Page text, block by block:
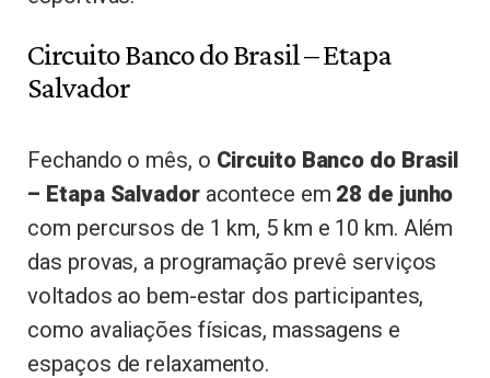
Circuito Banco do Brasil – Etapa
Salvador
Fechando o mês, o Circuito Banco do Brasil
– Etapa Salvadoracontece em 28 de junho
com percursos de 1 km, 5 km e 10 km. Além
das provas, a programação prevê serviços
voltados ao bem-estar dos participantes,
como avaliações físicas, massagens e
espaços de relaxamento.